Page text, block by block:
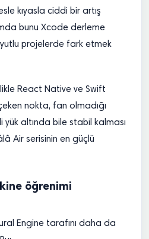
kıyasla ciddi bir artış
bunu Xcode derleme
projelerde fark etmek
React Native ve Swift
nokta, fan olmadığı
yük altında bile stabil kalması
Air serisinin en güçlü
öğrenimi
Engine tarafını daha da